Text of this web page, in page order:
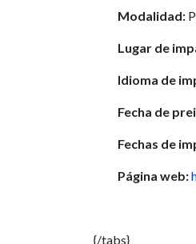
Modalidad:
Lugar de
Idioma de
Fecha de
Fechas de
Página web:
{/tabs}